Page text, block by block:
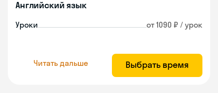
Английский язык
Уроки от 1090 ₽ / урок
Читать дальше Выбрать время